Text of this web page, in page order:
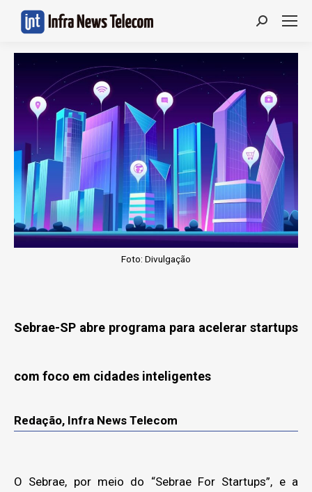
Search:
Foto: Divulgação
Sebrae-SP abre programa para acelerar startups
com foco em cidades inteligentes
Redação, Infra News Telecom
O Sebrae, por meio do “Sebrae For Startups”, e a